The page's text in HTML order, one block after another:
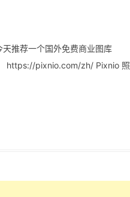
推荐一个国外免费商业图库
https://pixnio.com/zh/ Pixnio 照